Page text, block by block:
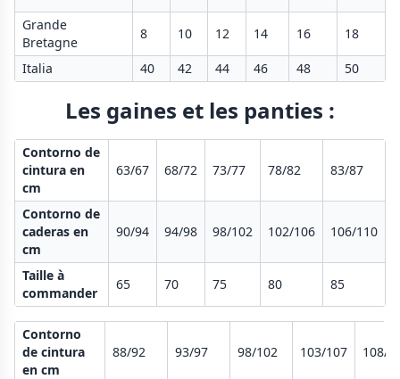
Grande
Bretagne
8 10 12 14 16 18
Italia 40 42 44 46 48 50
Les gaines et les panties :
Contorno de
cintura en
cm
63/67 68/72 73/77 78/82 83/87
Contorno de
caderas en
cm
90/94 94/98 98/102 102/106 106/110
Taille à
commander
65 70 75 80 85
Contorno
de cintura
en cm
88/92 93/97 98/102 103/107 108/